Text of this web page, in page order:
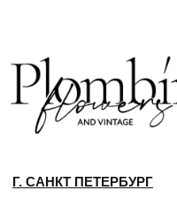
КОНФИДЕНЦИАЛЬНОСТЬ
2018 - 2025 PLOMBIR FLOWERS
ДОГОВОР ОФЕРТЫ